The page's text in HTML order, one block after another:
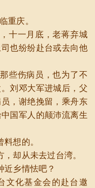
庆。
一月底，老蒋弃城
也纷纷赴台或去向他
伤病员，也为了不
刘邓大军进城后，父
，谢绝挽留，乘舟东
国军人的颠沛流离生
想的。
却从未去过台湾。
乡情怯吧？
化基金会的赴台邀